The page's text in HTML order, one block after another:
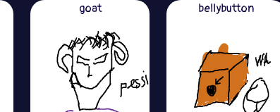
goat bellybutton